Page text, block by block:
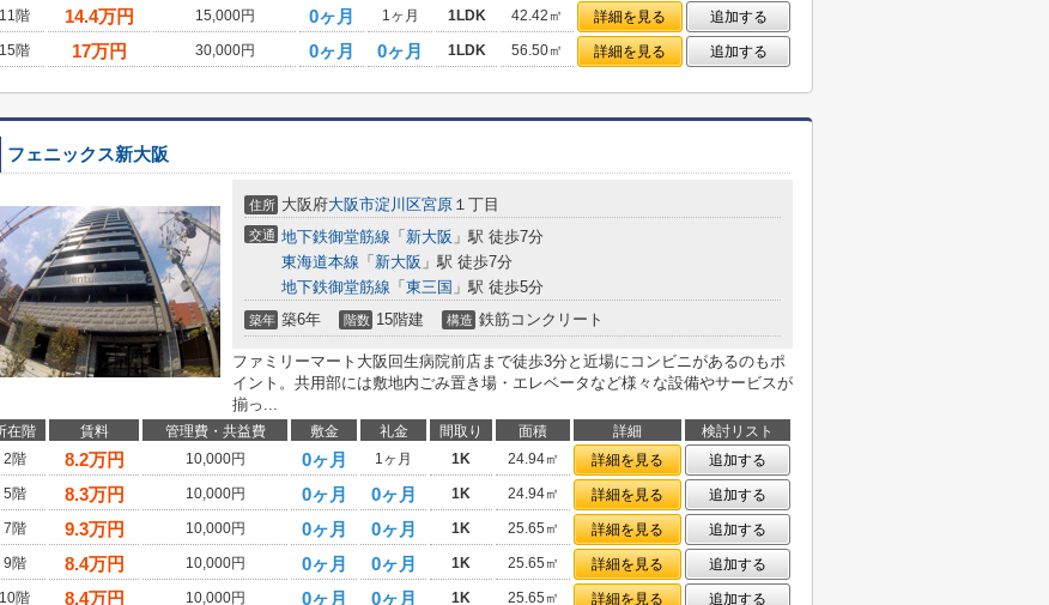
11階
14.4万円 15,000円 0ヶ月 1ヶ月 1LDK 42.42㎡ 詳細を見る
追加する
15階
17万円 30,000円 0ヶ月 0ヶ月 1LDK 56.50㎡ 詳細を見る 追加する
フェニックス新大阪
住所 大阪府大阪市淀川区宮原 １丁目
交通 地下鉄御堂筋線 「 新大阪 」駅 徒歩7分
東海道本線 「 新大阪 」駅 徒歩7分
地下鉄御堂筋線 「 東三国 」駅 徒歩5分
築年 築6年 階数 15階建 構造 鉄筋コンクリート
ファミリーマート大阪回生病院前店まで徒歩3分と近場にコンビニがあるのもポ
イント。共用部には敷地内ごみ置き場・エレベータなど様々な設備やサービスが
揃っ...
在階 賃料 管理費・共益費 敷金 礼金 間取り 面積 詳細
検討リスト
2階
8.2万円 10,000円 0ヶ月 1ヶ月 1K 24.94㎡ 詳細を見る
追加する
5階
8.3万円 10,000円 0ヶ月 0ヶ月 1K 24.94㎡ 詳細を見る
追加する
7階
9.3万円 10,000円 0ヶ月 0ヶ月 1K 25.65㎡ 詳細を見る
追加する
9階
8.4万円 10,000円 0ヶ月 0ヶ月 1K 25.65㎡ 詳細を見る
追加する
10階
8.4万円 10,000円 0ヶ月 0ヶ月 1K 25.65㎡ 詳細を見る 追加する